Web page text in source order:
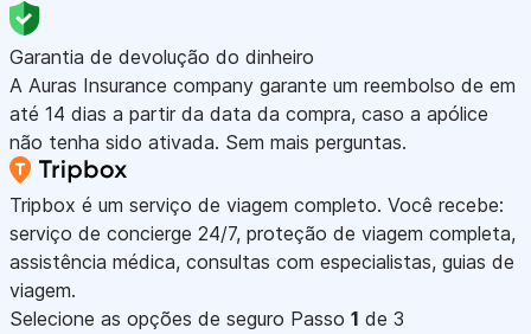
Garantia de devolução do dinheiro
A Auras Insurance company garante um reembolso de em
até 14 dias a partir da data da compra, caso a apólice
não tenha sido ativada. Sem mais perguntas.
Tripbox é um serviço de viagem completo. Você recebe:
serviço de concierge 24/7, proteção de viagem completa,
assistência médica, consultas com especialistas, guias de
viagem.
Selecione as opções de seguro Passo 1 de 3